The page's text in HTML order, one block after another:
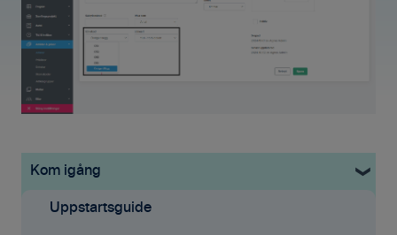
Kom igång
Uppstartsguide